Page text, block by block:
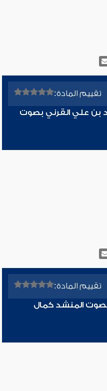
تقييم المادة:
بن علي القرني بصوت
تقييم المادة:
المنشد كمال